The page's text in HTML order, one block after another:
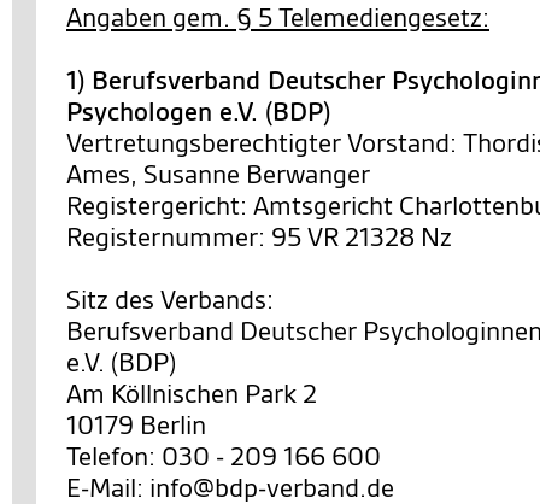
Angaben gem. § 5 Telemediengesetz:
1) Berufsverband Deutscher
Psychologen e.V. (BDP)
Vertretungsberechtigter Vorstand:
Ames, Susanne Berwanger
Registergericht: Amtsgericht
Registernummer: 95 VR 21328 Nz
Sitz des Verbands:
Berufsverband Deutscher
e.V. (BDP)
Am Köllnischen Park 2
10179 Berlin
Telefon: 030 - 209 166 600
E-Mail: info@bdp-verband.de